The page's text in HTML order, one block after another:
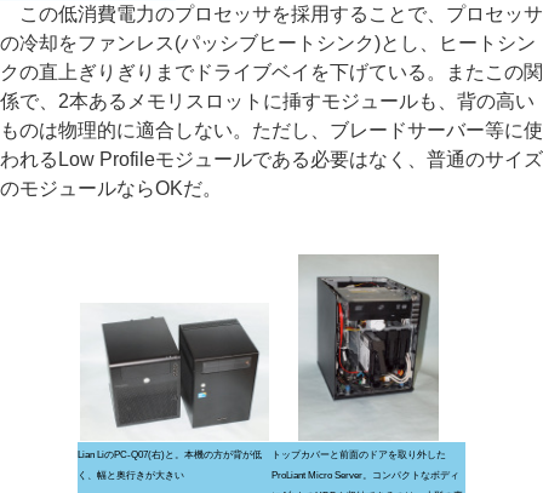
この低消費電力のプロセッサを採用することで、プロセッサ
の冷却をファンレス(パッシブヒートシンク)とし、ヒートシン
クの直上ぎりぎりまでドライブベイを下げている。またこの関
係で、2本あるメモリスロットに挿すモジュールも、背の高い
ものは物理的に適合しない。ただし、ブレードサーバー等に使
われるLow Profileモジュールである必要はなく、普通のサイズ
のモジュールならOKだ。
Lian LiのPC-Q07(右)と。本機の方が背が低
く、幅と奥行きが大きい
トップカバーと前面のドアを取り外した
ProLiant Micro Server。コンパクトなボディ